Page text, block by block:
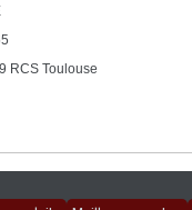
RCS Toulouse